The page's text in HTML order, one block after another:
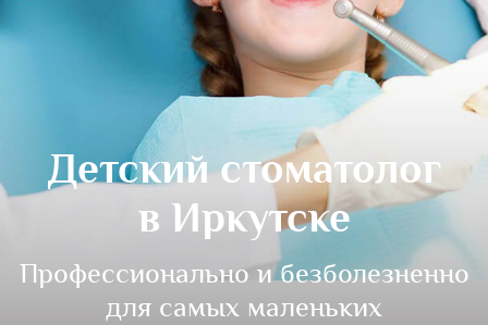
Детский стоматолог
в Иркутске
Профессионально и безболезненно
для самых маленьких